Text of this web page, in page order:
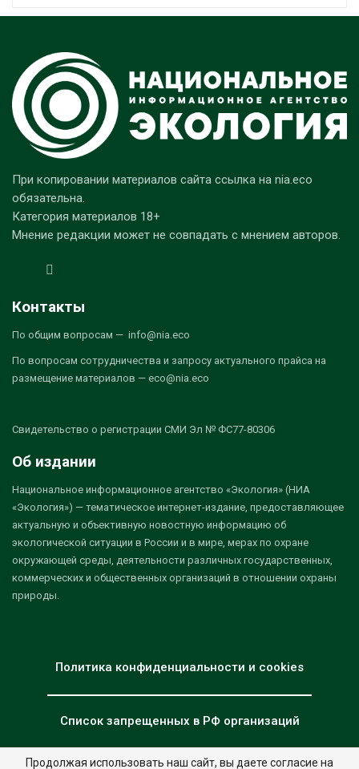
При копировании материалов сайта ссылка на nia.eco
обязательна.
Категория материалов 18+
Мнение редакции может не совпадать с мнением авторов.
Контакты
По общим вопросам — info@nia.eco
По вопросам сотрудничества и запросу актуального прайса на
размещение материалов — eco@nia.eco
Свидетельство о регистрации СМИ Эл № ФС77-80306
Об издании
Национальное информационное агентство «Экология» (НИА
«Экология») — тематическое интернет-издание, предоставляющее
актуальную и объективную новостную информацию об
экологической ситуации в России и в мире, мерах по охране
окружающей среды, деятельности различных государственных,
коммерческих и общественных организаций в отношении охраны
природы.
Политика конфиденциальности и cookies
Список запрещенных в РФ организаций
Продолжая использовать наш сайт, вы даете согласие на